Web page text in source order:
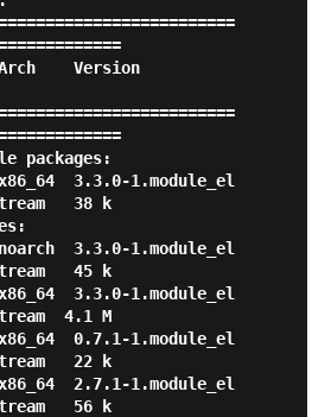
packages:
38 k
45 k
4.1 M
22 k
56 k